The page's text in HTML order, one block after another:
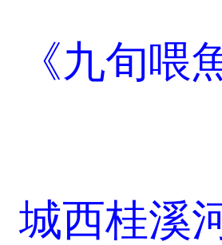
《九旬喂
城西桂溪